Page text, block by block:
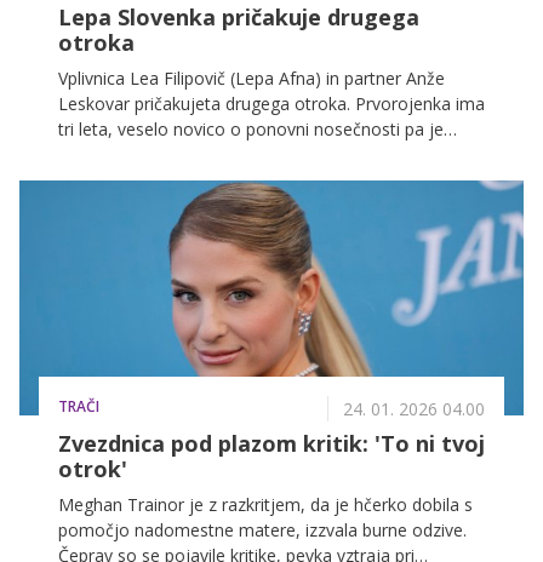
Lepa Slovenka pričakuje drugega
otroka
Vplivnica Lea Filipovič (Lepa Afna) in partner Anže
Leskovar pričakujeta drugega otroka. Prvorojenka ima
tri leta, veselo novico o ponovni nosečnosti pa je
TRAČI 24. 01. 2026 04.00
Zvezdnica pod plazom kritik: 'To ni tvoj
otrok'
Meghan Trainor je z razkritjem, da je hčerko dobila s
pomočjo nadomestne matere, izzvala burne odzive.
Čeprav so se pojavile kritike, pevka vztraja pri